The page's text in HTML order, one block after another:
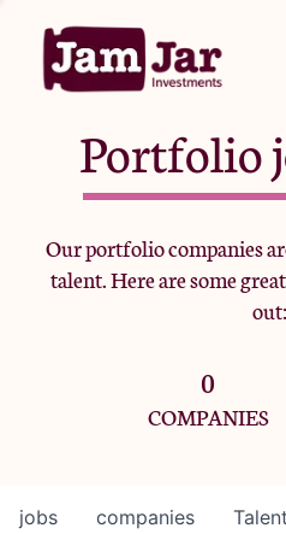
Portfolio
Our portfolio companies
talent. Here are some
out:
0
COMPANIES
jobs companies Talent